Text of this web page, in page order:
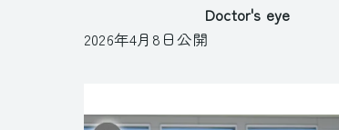
Doctor's eye
2026年4月8日公開